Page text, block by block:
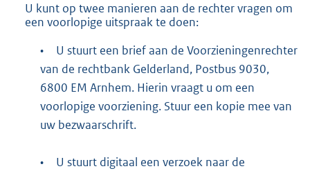
U kunt op twee manieren aan de rechter vragen om
een voorlopige uitspraak te doen:
•
U stuurt een brief aan de Voorzieningenrechter
van de rechtbank Gelderland, Postbus 9030,
6800 EM Arnhem. Hierin vraagt u om een
voorlopige voorziening. Stuur een kopie mee van
uw bezwaarschrift.
•
U stuurt digitaal een verzoek naar de